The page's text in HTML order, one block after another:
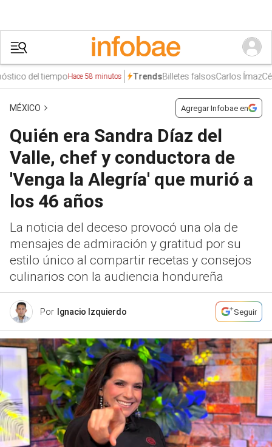
del tiempoHace 58 minutos TrendsBilletes falsosCarlos ÍmazCésar
MÉXICO Agregar Infobae en
Quién era Sandra Díaz del
Valle, chef y conductora de
'Venga la Alegría' que murió a
los 46 años
La noticia del deceso provocó una ola de
mensajes de admiración y gratitud por su
estilo único al compartir recetas y consejos
culinarios con la audiencia hondureña
Por Ignacio Izquierdo Seguir